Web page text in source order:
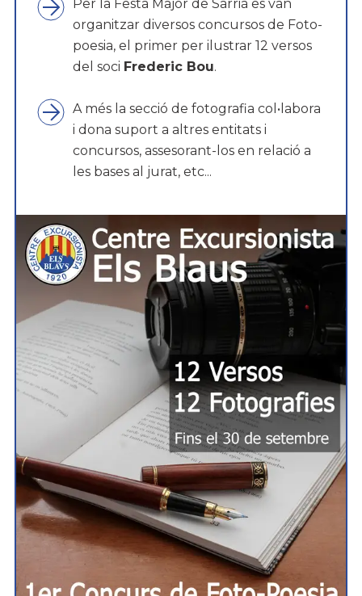
Per la Festa Major de Sarrià es van
organitzar diversos concursos de Foto-
poesia, el primer per ilustrar 12 versos
del soci Frederic Bou.
A més la secció de fotografia col•labora
i dona suport a altres entitats i
concursos, assesorant-los en relació a
les bases al jurat, etc...